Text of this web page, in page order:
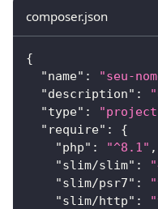
composer.json
{
"name" : "seu-
"description" :
"type" :
"require" :
{
"php" : "^8.1" ,
"slim/slim" :
"slim/psr7" :
"slim/http" :